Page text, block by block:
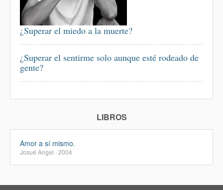
¿Superar el miedo a la muerte?
¿Superar el sentirme solo aunque esté rodeado de
gente?
LIBROS
Amor a sí mismo.
Josué Angel · 2004